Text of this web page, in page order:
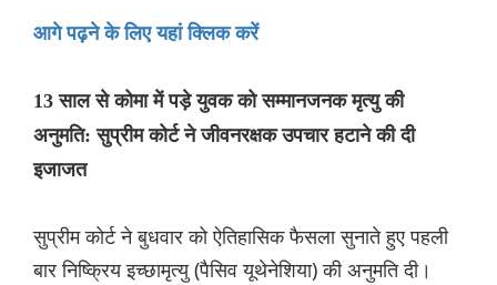
आगे पढ़ने के लिए यहां क्लिक करें
13 साल से कोमा में पड़े युवक को सम्मानजनक मृत्यु की
अनुमति: सुप्रीम कोर्ट ने जीवनरक्षक उपचार हटाने की दी
इजाजत
सुप्रीम कोर्ट ने बुधवार को ऐतिहासिक फैसला सुनाते हुए पहली
बार निष्क्रिय इच्छामृत्यु (पैसिव यूथेनेशिया) की अनुमति दी।